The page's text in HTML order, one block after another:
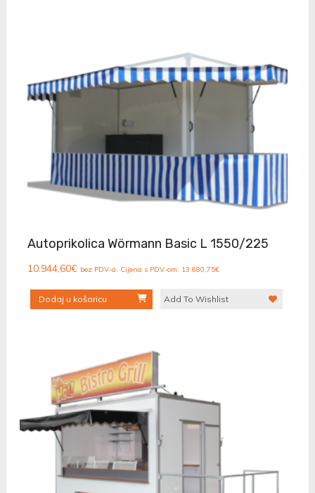
Autoprikolica Wörmann Basic L 1550/225
10.944,60€ bez PDV-a. Cijena s PDV-om: 13.680,75€
Dodaj u košaricu Add To Wishlist